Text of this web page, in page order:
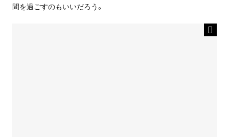
間を過ごすのもいいだろう。